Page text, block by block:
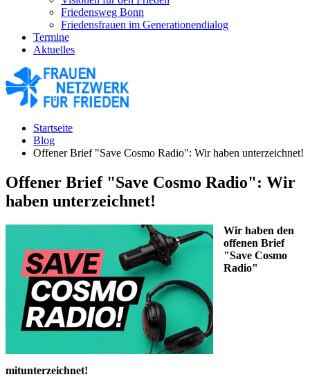
Friedensweg Bonn
Friedensfrauen im Generationendialog
Termine
Aktuelles
Startseite
Blog
Offener Brief "Save Cosmo Radio": Wir haben unterzeichnet!
Offener Brief "Save Cosmo Radio": Wir
haben unterzeichnet!
Wir haben den
offenen Brief
"Save Cosmo
Radio"
mitunterzeichnet!